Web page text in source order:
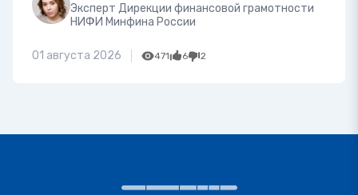
Эксперт Дирекции финансовой грамотности
НИФИ Минфина России
01 августа 2026 471 6 2